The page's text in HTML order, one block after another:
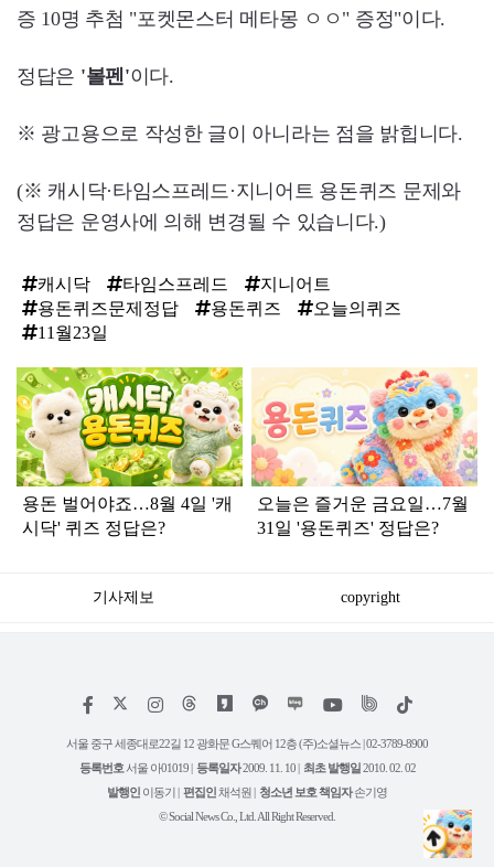
증 10명 추첨 "포켓몬스터 메타몽 ㅇㅇ" 증정"이다.
정답은 '볼펜'이다.
※ 광고용으로 작성한 글이 아니라는 점을 밝힙니다.
(※ 캐시닥·타임스프레드·지니어트 용돈퀴즈 문제와
정답은 운영사에 의해 변경될 수 있습니다.)
캐시닥 타임스프레드
지니어트
용돈퀴즈문제정답
용돈퀴즈
오늘의퀴즈
11월23일
탑
라
인
용돈 벌어야죠…8월 4일 '캐
시닥' 퀴즈 정답은?
오늘은 즐거운 금요일…7월
31일 '용돈퀴즈' 정답은?
기사제보 copyright
페
스
인
타
램
위
트
유
튜
틱
서울 중구 세종대로22길 12 광화문 G스퀘어 12층 (주)소셜뉴스 | 02-3789-8900
등록번호 서울 아01019 | 등록일자2009. 11. 10 | 최초 발행일 2010. 02. 02
발행인 이동기 | 편집인 채석원 | 청소년 보호 책임자손기영
© Social News Co., Ltd. All Right Reserved.